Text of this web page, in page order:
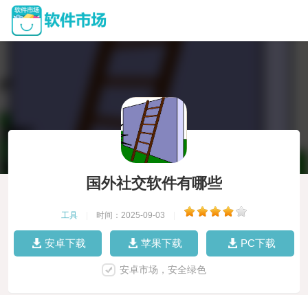
国外社交软件有哪些
工具 时间：2025-09-03
安卓下载 苹果下载 PC下载
安卓市场，安全绿色